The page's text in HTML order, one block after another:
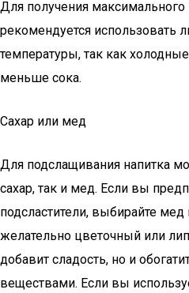
Для получения максимального
рекомендуется использовать
температуры, так как
меньше сока.
Сахар или мед
Для подслащивания напитка
сахар, так и мед. Если вы
подсластители, выбирайте мед
желательно цветочный или
добавит сладость, но и
веществами. Если вы